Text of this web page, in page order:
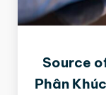
Source
Phân